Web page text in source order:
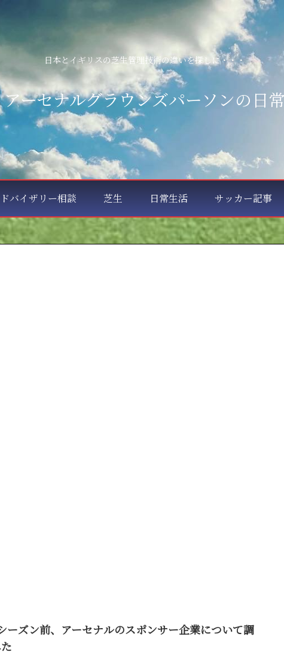
日本とイギリスの芝生管理技術の違いを探しに・・・
アーセナルグラウンズパーソンの日常
バイザリー相談 芝生 日常生活 サッカー記事
ーズン前、アーセナルのスポンサー企業について調